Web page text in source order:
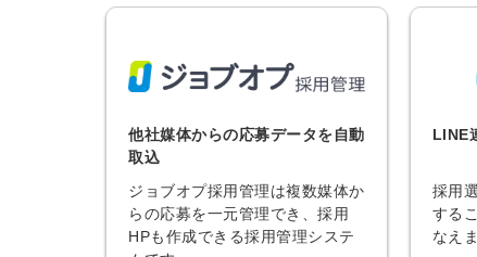
他社媒体からの応募データを自動
取込
ジョブオプ採用管理は複数媒体か
らの応募を一元管理でき、採用
HPも作成できる採用管理システ
LINE
採用
する
なえ